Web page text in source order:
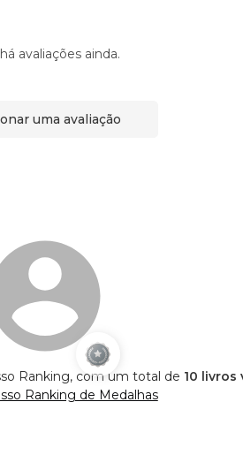
avaliações ainda.
uma avaliação
Ranking, com um total de 10 livros
Ranking de Medalhas